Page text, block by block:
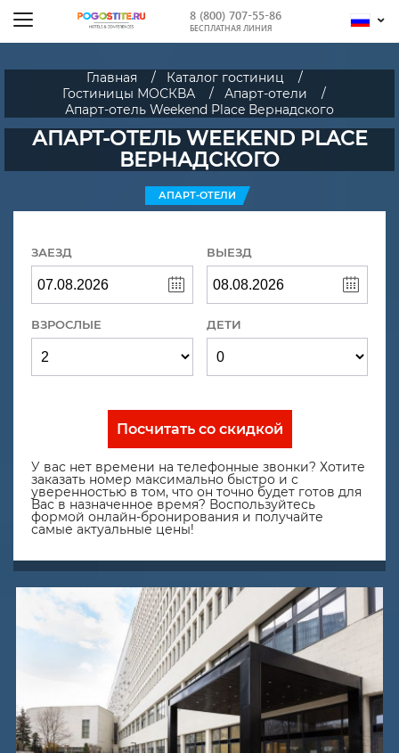
8 (800) 707-55-86
БЕСПЛАТНАЯ ЛИНИЯ
Главная
Каталог гостиниц
Гостиницы МОСКВА
Апарт-отели
Апарт-отель Weekend Place Вернадского
АПАРТ-ОТЕЛЬ WEEKEND PLACE
ВЕРНАДСКОГО
АПАРТ-ОТЕЛИ
ЗАЕЗД ВЫЕЗД
ВЗРОСЛЫЕ ДЕТИ
Посчитать со скидкой
У вас нет времени на телефонные звонки? Хотите
заказать номер максимально быстро и с
уверенностью в том, что он точно будет готов для
Вас в назначенное время? Воспользуйтесь
формой онлайн-бронирования и получайте
самые актуальные цены!